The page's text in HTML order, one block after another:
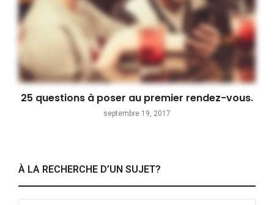
25 questions à poser au premier rendez-vous.
septembre 19, 2017
À LA RECHERCHE D’UN SUJET?